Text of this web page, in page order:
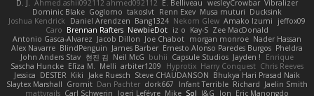
D. J. Ahmed.ashii092112 ahmed092112 E. Belliveau wesleyCrowbar Vibralizer
Dominic Blake Goglomo takoslvt Renn Exev Musa muturi Ducksink
Joshua Kendrick
Daniel Arendzen Bang1324 Nekom Glew Amako Izumi
jeffox09
Caro Brennan Rafters NewbieDot iz o Kay-S Zee MacDonald
Antonio Gasca-Alvarez Jacob Dillon Joe Chabot morgan monroe Nader Hassan
Alex Navarre BlindPenguin James Barber Ernesto Alonso Paredes Burgos Pheldra
John Anders Stav 현진 김 Neil McG buhii Capsule Studios Jayden !
Enrique
Sascha Huncke Elīza M. Melli arbiter1209 Hyprotix Harry Conquest Chris Reeves
Jessica DESTER Kiki Jake Ruesch Steve CHAUDANSON Bhukya Hari Prasad Naik
Slaytex Marshall Gromit Dan Pachter dork667 Infant Terrible Richard Jaelin Smith
mattyrails Carl Schwerin Joeri Lefévre Mike Sol J&G Jon Eric Manongdo